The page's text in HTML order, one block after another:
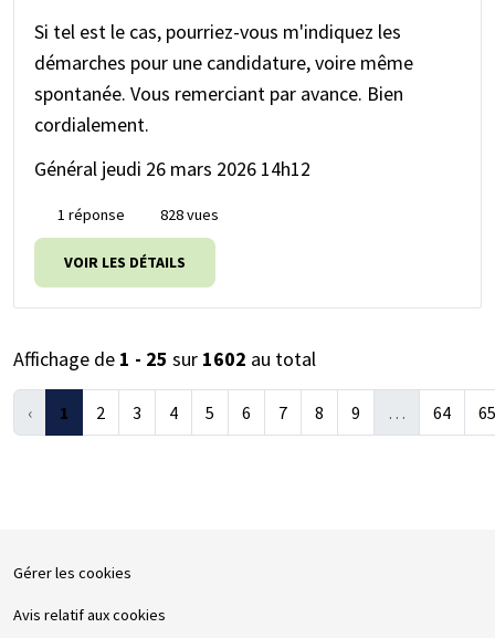
Si tel est le cas, pourriez-vous m'indiquez les
démarches pour une candidature, voire même
spontanée. Vous remerciant par avance. Bien
cordialement.
Général jeudi 26 mars 2026 14h12
1 réponse 828 vues
VOIR LES DÉTAILS
Affichage de 1 - 25 sur 1602 au total
‹ 1 2 3 4 5 6 7 8 9 … 64 65
Gérer les cookies
Avis relatif aux cookies